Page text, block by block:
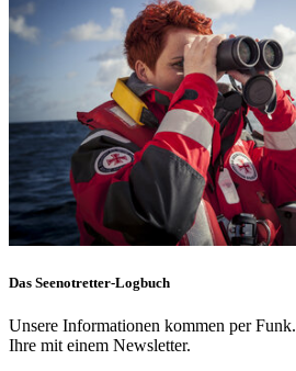
Das Seenotretter-Logbuch
Unsere Informationen kommen per Funk.
Ihre mit einem Newsletter.